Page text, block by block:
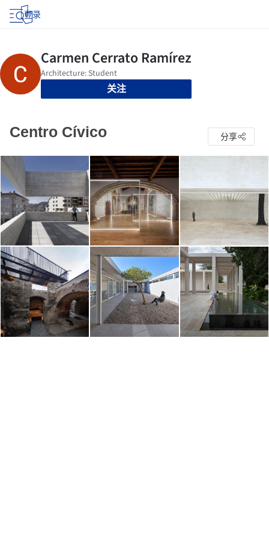
登录
关注
Centro Cívico 分享